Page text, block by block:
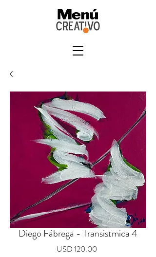
Diego Fábrega - Transistmica 4
USD 120.00